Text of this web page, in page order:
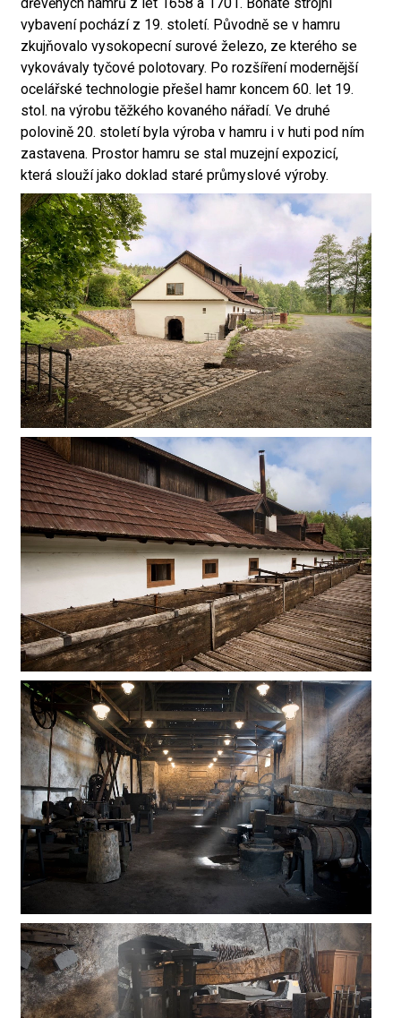
vybavení pochází z 19. století. Původně se v hamru
zkujňovalo vysokopecní surové železo, ze kterého se
vykovávaly tyčové polotovary. Po rozšíření modernější
ocelářské technologie přešel hamr koncem 60. let 19.
stol. na výrobu těžkého kovaného nářadí. Ve druhé
polovině 20. století byla výroba v hamru i v huti pod ním
zastavena. Prostor hamru se stal muzejní expozicí,
která slouží jako doklad staré průmyslové výroby.